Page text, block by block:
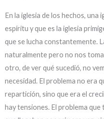
En la iglesia de los hechos, una
espíritu y que es la iglesia
que se lucha constantemente.
naturalmente pero no nos
otro, de ver qué sucedió, no
necesidad. El problema no era
repartición, sino que era el
hay tensiones. El problema